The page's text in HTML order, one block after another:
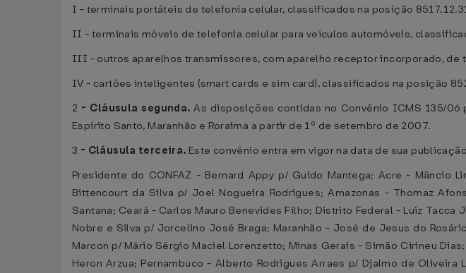
I - terminais portáteis de telefonia celular, classificados na posição
II - terminais móveis de telefonia celular para veículos automóveis,
III - outros aparelhos transmissores, com aparelho receptor incorporado, de
IV - cartões inteligentes (smart cards e sim card), classificados na posição
2 - Cláusula segunda.As disposições contidas no Convênio ICMS 135/
Espírito Santo, Maranhão e Roraima a partir de 1º de setembro de 2007.
3 - Cláusula terceira. Este convênio entra em vigor na data de sua
Presidente do CONFAZ - Bernard Appy p/ Guido Mantega; Acre - Mâncio
Bittencourt da Silva p/ Joel Nogueira Rodrigues; Amazonas - Thomaz
Santana; Ceará - Carlos Mauro Benevides Filho; Distrito Federal - Luiz
Nobre e Silva p/ Jorcelino José Braga; Maranhão - José de Jesus do
Marcon p/ Mário Sérgio Maciel Lorenzetto; Minas Gerais - Simão Cirineu
Heron Arzua; Pernambuco - Alberto Rodrigues Arraes p/ Djalmo de